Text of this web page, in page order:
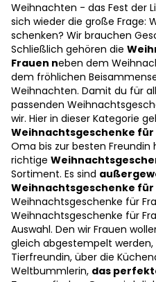
Weihnachten - das Fest der
sich wieder die große Frage:
schenken? Wir brauchen
Schließlich gehören die
Frauen neben dem
dem fröhlichen
Weihnachten. Damit du für
passenden
wir. Hier in dieser Kategorie
Weihnachtsgeschenke für
Oma bis zur besten Freundin
richtige
Sortiment. Es sind
Weihnachtsgeschenke für
Weihnachtsgeschenke für
Weihnachtsgeschenke für
Auswahl. Den wir Frauen
gleich abgestempelt
Tierfreundin, über die
Weltbummlerin, das